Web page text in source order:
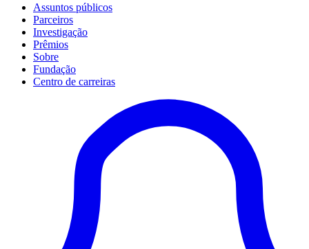
Assuntos públicos
Parceiros
Investigação
Prêmios
Sobre
Fundação
Centro de carreiras